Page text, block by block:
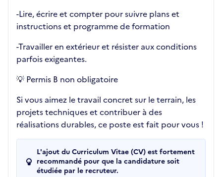
-Lire, écrire et compter pour suivre plans et
instructions et programme de formation
-Travailler en extérieur et résister aux conditions
parfois exigeantes.
💡 Permis B non obligatoire
Si vous aimez le travail concret sur le terrain, les
projets techniques et contribuer à des
réalisations durables, ce poste est fait pour vous !
L'ajout du Curriculum Vitae (CV) est fortement
recommandé pour que la candidature soit
étudiée par le recruteur.